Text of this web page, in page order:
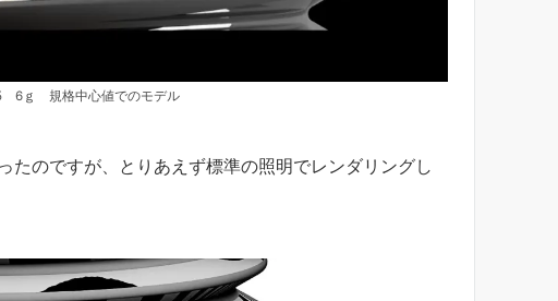
6ｇ 規格中心値でのモデル
たのですが、とりあえず標準の照明でレンダリングし